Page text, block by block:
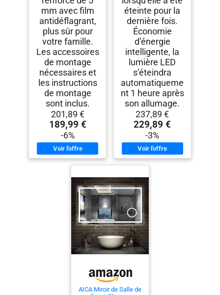
mm avec film
antidéflagrant,
plus sûr pour
votre famille.
Les accessoires
de montage
nécessaires et
les instructions
de montage
sont inclus.
201,89 €
189,99 €
-6%
éteinte pour la
dernière fois.
Économie
d’énergie
intelligente, la
lumière LED
s’éteindra
automatiqueme
nt 1 heure après
son allumage.
237,89 €
229,89 €
-3%
AICA Miroir de Salle de